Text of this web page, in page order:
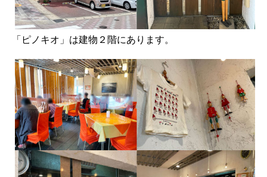
「ピノキオ」は建物２階にあります。